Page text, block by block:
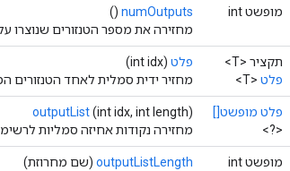
מופשט int numOutputs
()
מחזירה את מספר הטנזורים שנוצרו על
תקציר <T>
פלט <T>
פלט (int idx)
מחזיר ידית סמלית לאחד הטנזורים
פלט מופשט[]
<?>
outputList(int idx, int length)
מחזירה נקודות אחיזה סמליות
מופשט int outputListLength (שם מחרוזת)